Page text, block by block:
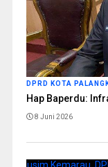
DPRD KOTA
Hap Baperdu:
8 Juni 2026